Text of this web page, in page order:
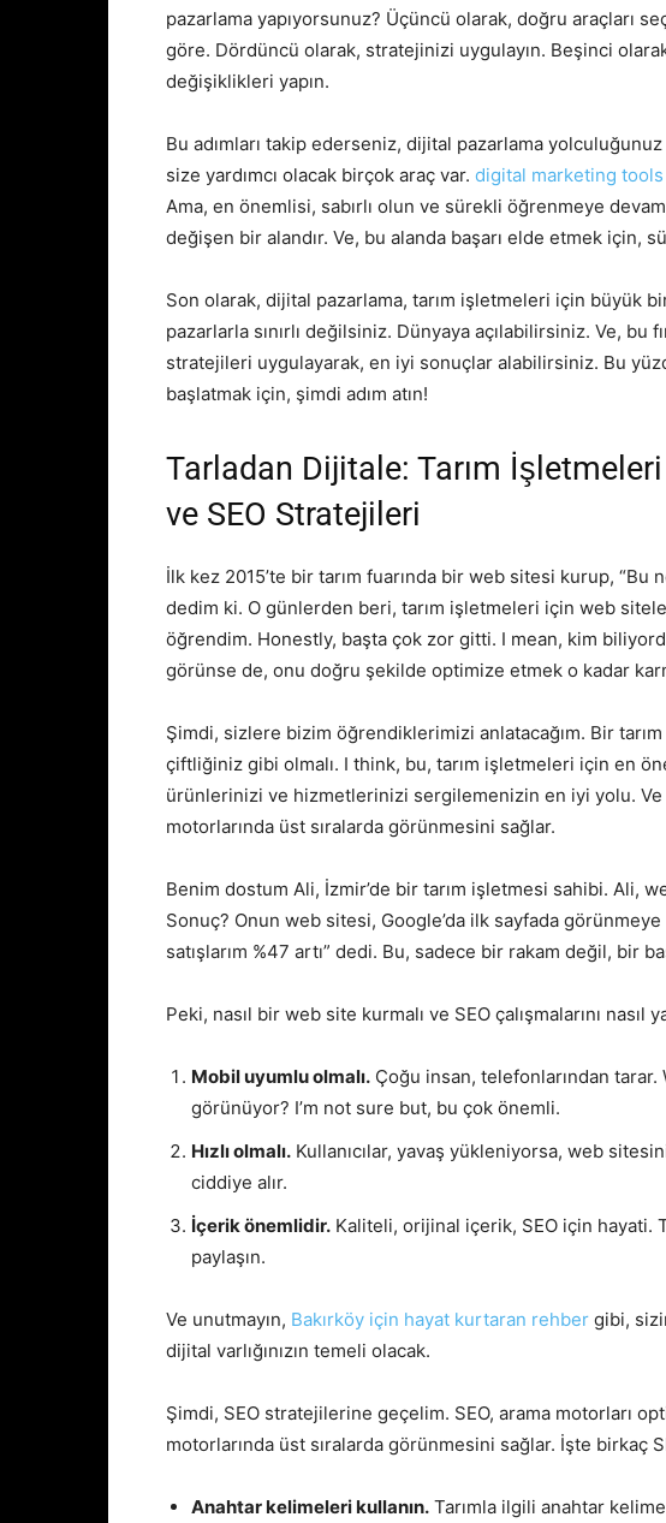
pazarlama yapıyorsunuz? Üçüncü olarak, doğru araçları
göre. Dördüncü olarak, stratejinizi uygulayın. Beşinci
değişiklikleri yapın.
Bu adımları takip ederseniz, dijital pazarlama
size yardımcı olacak birçok araç var. digital marketing
Ama, en önemlisi, sabırlı olun ve sürekli öğrenmeye
değişen bir alandır. Ve, bu alanda başarı elde etmek için,
Son olarak, dijital pazarlama, tarım işletmeleri için büyük
pazarlarla sınırlı değilsiniz. Dünyaya açılabilirsiniz. Ve, bu
stratejileri uygulayarak, en iyi sonuçlar alabilirsiniz. Bu
başlatmak için, şimdi adım atın!
Tarladan Dijitale: Tarım
ve SEO Stratejileri
İlk kez 2015’te bir tarım fuarında bir web sitesi kurup, “Bu
dedim ki. O günlerden beri, tarım işletmeleri için web
öğrendim. Honestly, başta çok zor gitti. I mean, kim
görünse de, onu doğru şekilde optimize etmek o kadar
Şimdi, sizlere bizim öğrendiklerimizi anlatacağım. Bir
çiftliğiniz gibi olmalı. I think, bu, tarım işletmeleri için en
ürünlerinizi ve hizmetlerinizi sergilemenizin en iyi yolu. Ve
motorlarında üst sıralarda görünmesini sağlar.
Benim dostum Ali, İzmir’de bir tarım işletmesi sahibi. Ali,
Sonuç? Onun web sitesi, Google’da ilk sayfada
satışlarım %47 artı” dedi. Bu, sadece bir rakam değil, bir
Peki, nasıl bir web site kurmalı ve SEO çalışmalarını nasıl
Mobil uyumlu olmalı. Çoğu insan, telefonlarından
görünüyor? I’m not sure but, bu çok önemli.
Hızlı olmalı. Kullanıcılar, yavaş yükleniyorsa, web
ciddiye alır.
İçerik önemlidir. Kaliteli, orijinal içerik, SEO için hayati.
paylaşın.
Ve unutmayın, Bakırköy için hayat kurtaran rehber gibi,
dijital varlığınızın temeli olacak.
Şimdi, SEO stratejilerine geçelim. SEO, arama motorları
motorlarında üst sıralarda görünmesini sağlar. İşte birkaç
Anahtar kelimeleri kullanın. Tarımla ilgili anahtar